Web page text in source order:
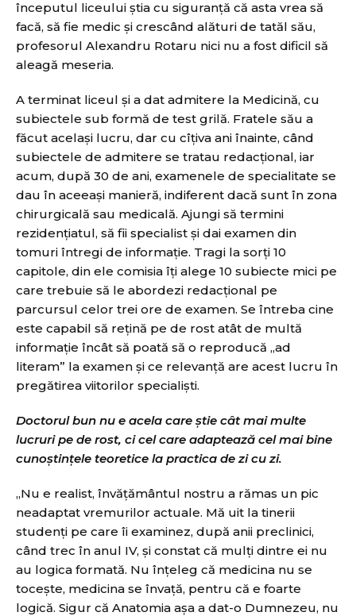
începutul liceului ştia cu siguranţă că asta vrea să
facă, să fie medic şi crescând alături de tatăl său,
profesorul Alexandru Rotaru nici nu a fost dificil să
aleagă meseria.
A terminat liceul şi a dat admitere la Medicină, cu
subiectele sub formă de test grilă. Fratele său a
făcut acelaşi lucru, dar cu cîţiva ani înainte, când
subiectele de admitere se tratau redacţional, iar
acum, după 30 de ani, examenele de specialitate se
dau în aceeaşi manieră, indiferent dacă sunt în zona
chirurgicală sau medicală. Ajungi să termini
rezidenţiatul, să fii specialist şi dai examen din
tomuri întregi de informaţie. Tragi la sorţi 10
capitole, din ele comisia îţi alege 10 subiecte mici pe
care trebuie să le abordezi redacţional pe
parcursul celor trei ore de examen. Se întreba cine
este capabil să rețină pe de rost atât de multă
informație încât să poată să o reproducă „ad
literam” la examen și ce relevanță are acest lucru în
pregătirea viitorilor specialiști.
Doctorul bun nu e acela care ştie cât mai multe
lucruri pe de rost, ci cel care adaptează cel mai bine
cunoştinţele teoretice la practica de zi cu zi.
„Nu e realist, învăţământul nostru a rămas un pic
neadaptat vremurilor actuale. Mă uit la tinerii
studenţi pe care îi examinez, după anii preclinici,
când trec în anul IV, şi constat că mulți dintre ei nu
au logica formată. Nu înţeleg că medicina nu se
toceşte, medicina se învaţă, pentru că e foarte
logică. Sigur că Anatomia aşa a dat-o Dumnezeu, nu